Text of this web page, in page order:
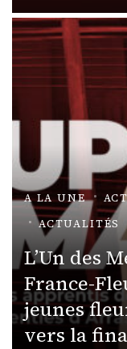
A LA UNE
ACTUALITÉS
L’Un des
France-
jeunes
vers la